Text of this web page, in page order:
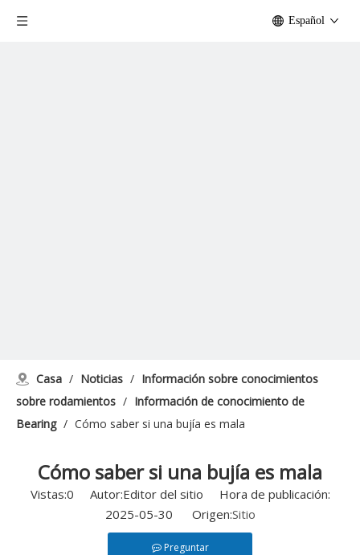
Español
Casa / Noticias / Información sobre conocimientos
sobre rodamientos / Información de conocimiento de
Bearing / Cómo saber si una bujía es mala
Cómo saber si una bujía es mala
Vistas:0 Autor:Editor del sitio Hora de publicación:
2025-05-30 Origen:Sitio
Preguntar